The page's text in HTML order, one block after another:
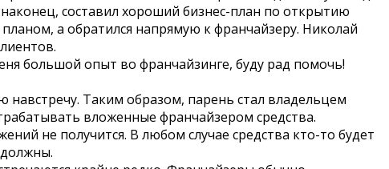
составил хороший бизнес-план по открытию
а обратился напрямую к франчайзеру. Николай
большой опыт во франчайзинге, буду рад помочь!
Таким образом, парень стал владельцем
вложенные франчайзером средства.
не получится. В любом случае средства кто-то будет